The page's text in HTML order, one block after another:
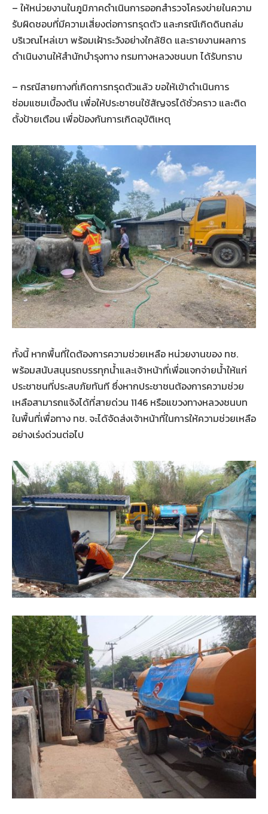
– ให้หน่วยงานในภูมิภาคดำเนินการออกสำรวจโครงข่ายในความ
รับผิดชอบที่มีความเสี่ยงต่อการทรุดตัว และกรณีเกิดดินถล่ม
บริเวณไหล่เขา พร้อมเฝ้าระวังอย่างใกล้ชิด และรายงานผลการ
ดำเนินงานให้สำนักบำรุงทาง กรมทางหลวงชนบท ได้รับทราบ
– กรณีสายทางที่เกิดการทรุดตัวแล้ว ขอให้เข้าดำเนินการ
ซ่อมแซมเบื้องต้น เพื่อให้ประชาชนใช้สัญจรได้ชั่วคราว และติด
ตั้งป้ายเตือน เพื่อป้องกันการเกิดอุบัติเหตุ
ทั้งนี้ หากพื้นที่ใดต้องการความช่วยเหลือ หน่วยงานของ ทช.
พร้อมสนับสนุนรถบรรทุกน้ำและเจ้าหน้าที่เพื่อแจกจ่ายน้ำให้แก่
ประชาชนที่ประสบภัยทันที ซึ่งหากประชาชนต้องการความช่วย
เหลือสามารถแจ้งได้ที่สายด่วน 1146 หรือแขวงทางหลวงชนบท
ในพื้นที่เพื่อทาง ทช. จะได้จัดส่งเจ้าหน้าที่ในการให้ความช่วยเหลือ
อย่างเร่งด่วนต่อไป